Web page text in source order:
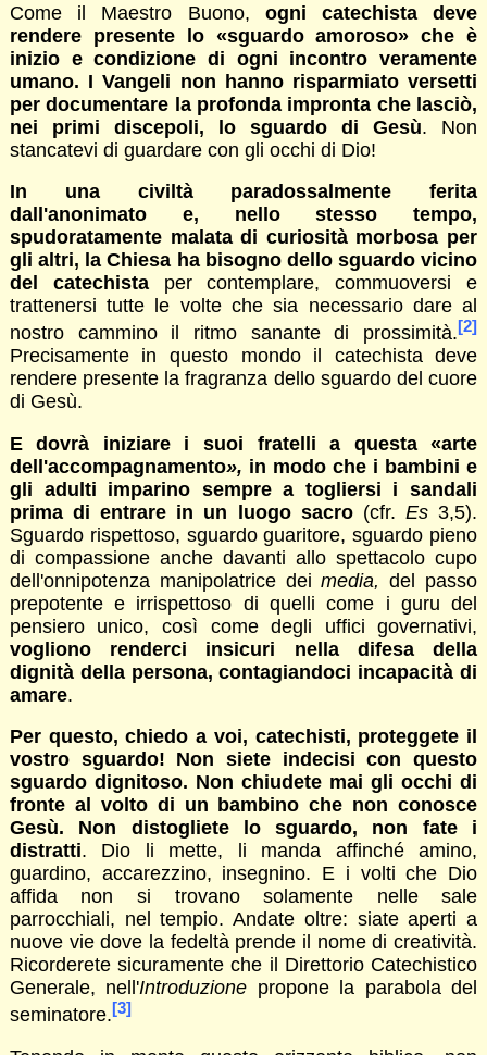
Come il Maestro Buono, ogni catechista deve
rendere presente lo «sguardo amoroso» che è
inizio e condizione di ogni incontro veramente
umano. I Vangeli non hanno risparmiato versetti
per documentare la profonda impronta che lasciò,
nei primi discepoli, lo sguardo di Gesù. Non
stancatevi di guardare con gli occhi di Dio!
In una civiltà paradossalmente ferita
dall'anonimato e, nello stesso tempo,
spudoratamente malata di curiosità morbosa per
gli altri, la Chiesa ha bisogno dello sguardo vicino
del catechistaper contemplare, commuoversi e
trattenersi tutte le volte che sia necessario dare al
nostro cammino il ritmo sanante di prossimità.[2]
Precisamente in questo mondo il catechista deve
rendere presente la fragranza dello sguardo del cuore
di Gesù.
E dovrà iniziare i suoi fratelli a questa «arte
dell'accompagnamento», in modo che i bambini e
gli adulti imparino sempre a togliersi i sandali
prima di entrare in un luogo sacro(cfr. Es3,5).
Sguardo rispettoso, sguardo guaritore, sguardo pieno
di compassione anche davanti allo spettacolo cupo
dell'onnipotenza manipolatrice deimedia, del passo
prepotente e irrispettoso di quelli come i guru del
pensiero unico, così come degli uffici governativi,
vogliono renderci insicuri nella difesa della
dignità della persona, contagiandoci incapacità di
amare.
Per questo, chiedo a voi, catechisti, proteggete il
vostro sguardo! Non siete indecisi con questo
sguardo dignitoso. Non chiudete mai gli occhi di
fronte al volto di un bambino che non conosce
Gesù. Non distogliete lo sguardo, non fate i
distratti. Dio li mette, li manda affinché amino,
guardino, accarezzino, insegnino. E i volti che Dio
affida non si trovano solamente nelle sale
parrocchiali, nel tempio. Andate oltre: siate aperti a
nuove vie dove la fedeltà prende il nome di creatività.
Ricorderete sicuramente che il Direttorio Catechistico
Generale, nell'Introduzione propone la parabola del
seminatore.[3]